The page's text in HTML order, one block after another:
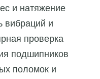
и натяжение
вибраций и
проверка
подшипников
поломок и